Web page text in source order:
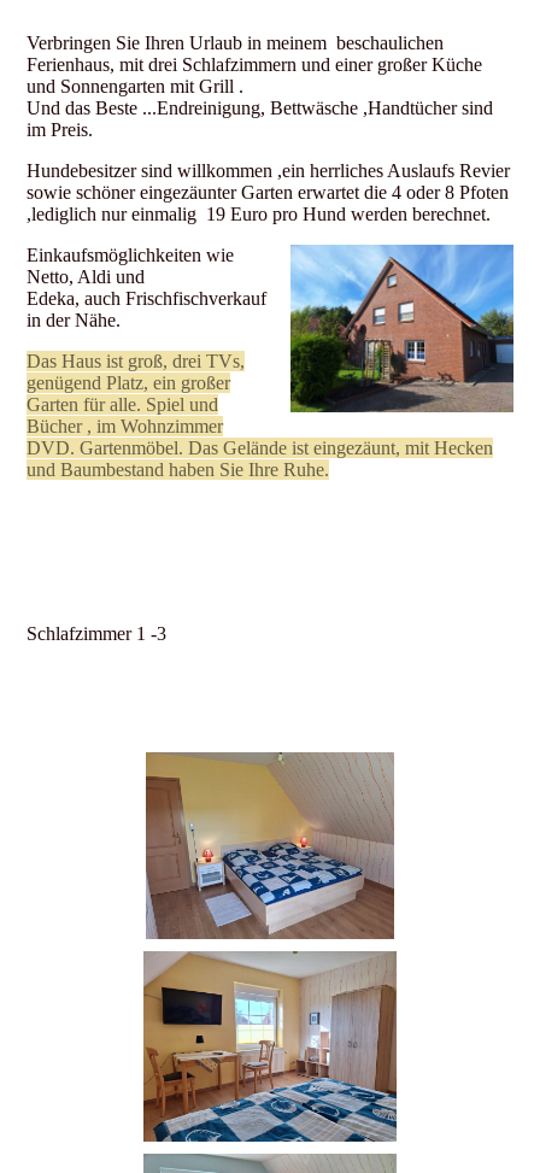
Verbringen Sie Ihren Urlaub in meinem beschaulichen
Ferienhaus, mit drei Schlafzimmern und einer großer Küche
und Sonnengarten mit Grill .
Und das Beste ...Endreinigung, Bettwäsche ,Handtücher sind
im Preis.
Hundebesitzer sind willkommen ,ein herrliches Auslaufs Revier
sowie schöner eingezäunter Garten erwartet die 4 oder 8 Pfoten
,lediglich nur einmalig 19 Euro pro Hund werden berechnet.
Einkaufsmöglichkeiten wie
Netto, Aldi und
Edeka, auch Frischfischverkauf
in der Nähe.
Das Haus ist groß, drei TVs,
genügend Platz, ein großer
Garten für alle. Spiel und
Bücher , im Wohnzimmer
DVD. Gartenmöbel. Das Gelände ist eingezäunt, mit Hecken
und Baumbestand haben Sie Ihre Ruhe.
Schlafzimmer 1 -3